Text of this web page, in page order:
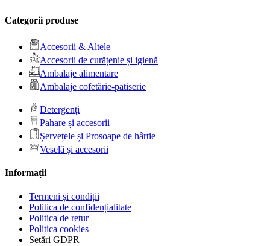
Categorii produse
Accesorii & Altele
Accesorii de curățenie și igienă
Ambalaje alimentare
Ambalaje cofetărie-patiserie
Detergenți
Pahare și accesorii
Șervețele și Prosoape de hârtie
Veselă și accesorii
Informații
Termeni și condiții
Politica de confidențialitate
Politica de retur
Politica cookies
Setări GDPR